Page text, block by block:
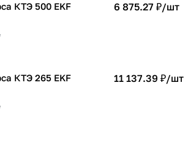
КТЭ 500 EKF 6 875.27 ₽/шт
КТЭ 265 EKF 11 137.39 ₽/шт